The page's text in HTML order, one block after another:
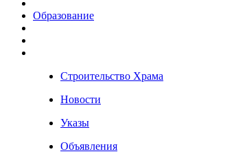
Образование
Строительство Храма
Новости
Указы
Объявления